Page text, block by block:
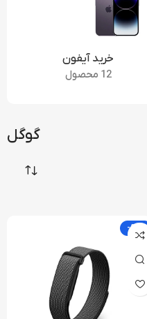
خرید آیفون
12 محصول
گوگل
-22%